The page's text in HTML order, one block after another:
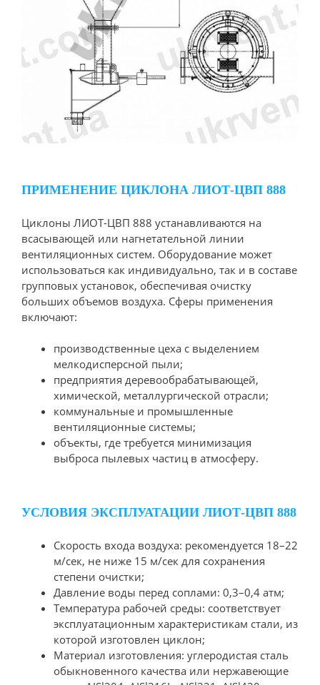
ПРИМЕНЕНИЕ ЦИКЛОНА ЛИОТ-ЦВП 888
Циклоны ЛИОТ-ЦВП 888 устанавливаются на
всасывающей или нагнетательной линии
вентиляционных систем. Оборудование может
использоваться как индивидуально, так и в составе
групповых установок, обеспечивая очистку
больших объемов воздуха. Сферы применения
включают:
производственные цеха с выделением
мелкодисперсной пыли;
предприятия деревообрабатывающей,
химической, металлургической отрасли;
коммунальные и промышленные
вентиляционные системы;
объекты, где требуется минимизация
выброса пылевых частиц в атмосферу.
УСЛОВИЯ ЭКСПЛУАТАЦИИ ЛИОТ-ЦВП 888
Скорость входа воздуха: рекомендуется 18–22
м/сек, не ниже 15 м/сек для сохранения
степени очистки;
Давление воды перед соплами: 0,3–0,4 атм;
Температура рабочей среды: соответствует
эксплуатационным характеристикам стали, из
которой изготовлен циклон;
Материал изготовления: углеродистая сталь
обыкновенного качества или нержавеющие